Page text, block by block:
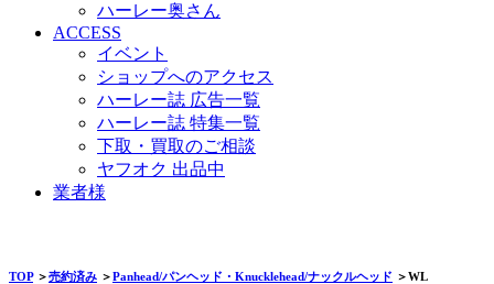
ハーレー奥さん
ACCESS
イベント
ショップへのアクセス
ハーレー誌 広告一覧
ハーレー誌 特集一覧
下取・買取のご相談
ヤフオク 出品中
業者様
TOP＞売約済み ＞Panhead/パンヘッド・Knucklehead/ナックルヘッド ＞WL